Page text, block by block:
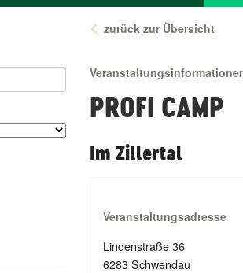
zurück zur Übersicht
PROFI CAMP
Im Zillertal
Veranstaltungsadresse
Lindenstraße 36
6283 Schwendau